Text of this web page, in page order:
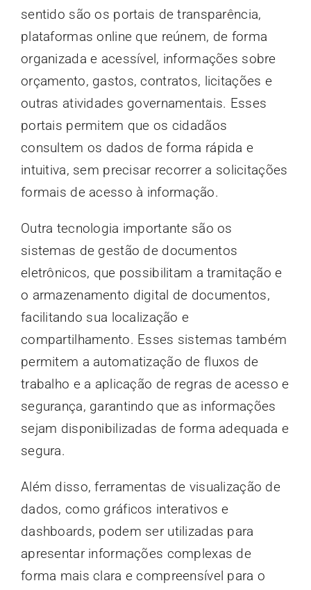
sentido são os portais de transparência,
plataformas online que reúnem, de forma
organizada e acessível, informações sobre
orçamento, gastos, contratos, licitações e
outras atividades governamentais. Esses
portais permitem que os cidadãos
consultem os dados de forma rápida e
intuitiva, sem precisar recorrer a solicitações
formais de acesso à informação.
Outra tecnologia importante são os
sistemas de gestão de documentos
eletrônicos, que possibilitam a tramitação e
o armazenamento digital de documentos,
facilitando sua localização e
compartilhamento. Esses sistemas também
permitem a automatização de fluxos de
trabalho e a aplicação de regras de acesso e
segurança, garantindo que as informações
sejam disponibilizadas de forma adequada e
segura.
Além disso, ferramentas de visualização de
dados, como gráficos interativos e
dashboards, podem ser utilizadas para
apresentar informações complexas de
forma mais clara e compreensível para o